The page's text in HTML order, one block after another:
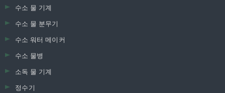
수소 물 기계
수소 물 분무기
수소 워터 메이커
수소 물병
소독 물 기계
정수기